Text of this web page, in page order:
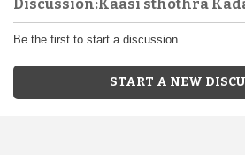
Discussion:Kaasi sthothra
Be the first to start a discussion
START A NEW